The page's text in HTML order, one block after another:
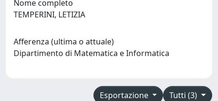
Nome completo
TEMPERINI, LETIZIA
Afferenza (ultima o attuale)
Dipartimento di Matematica e Informatica
Tutti (3)
Esportazione